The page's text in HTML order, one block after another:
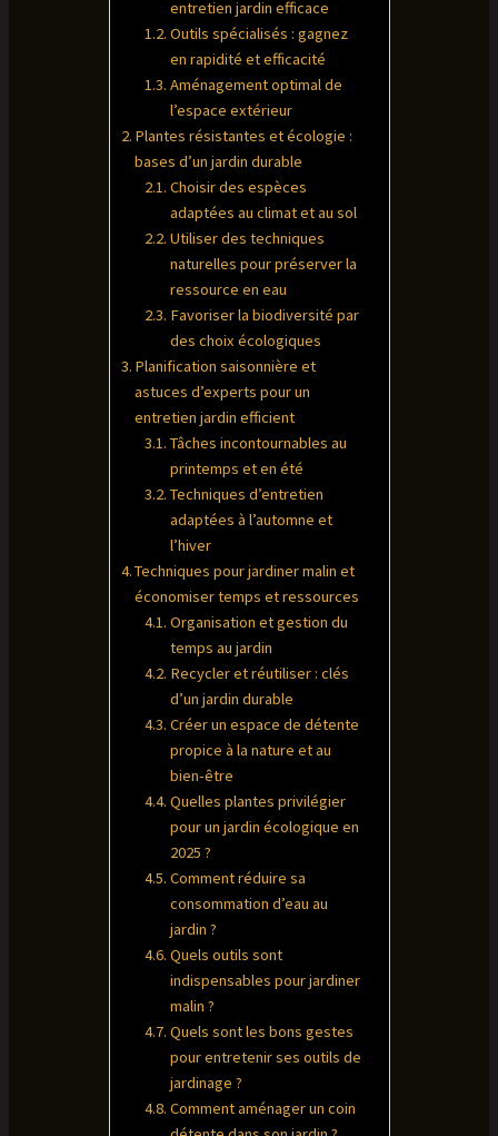
entretien jardin efficace
Outils spécialisés : gagnez
en rapidité et efficacité
Aménagement optimal de
l’espace extérieur
Plantes résistantes et écologie :
bases d’un jardin durable
Choisir des espèces
adaptées au climat et au sol
Utiliser des techniques
naturelles pour préserver la
ressource en eau
Favoriser la biodiversité par
des choix écologiques
Planification saisonnière et
astuces d’experts pour un
entretien jardin efficient
Tâches incontournables au
printemps et en été
Techniques d’entretien
adaptées à l’automne et
l’hiver
Techniques pour jardiner malin et
économiser temps et ressources
Organisation et gestion du
temps au jardin
Recycler et réutiliser : clés
d’un jardin durable
Créer un espace de détente
propice à la nature et au
bien-être
Quelles plantes privilégier
pour un jardin écologique en
2025 ?
Comment réduire sa
consommation d’eau au
jardin ?
Quels outils sont
indispensables pour jardiner
malin ?
Quels sont les bons gestes
pour entretenir ses outils de
jardinage ?
Comment aménager un coin